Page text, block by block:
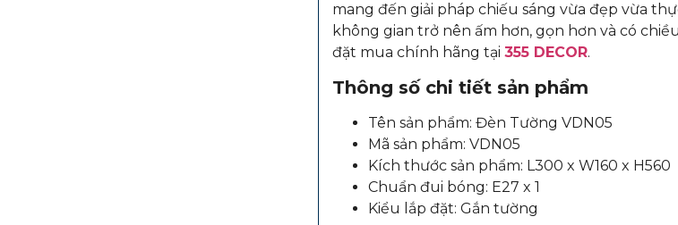
mang đến giải pháp chiếu sáng vừa đẹp vừa
không gian trở nên ấm hơn, gọn hơn và có
đặt mua chính hãng tại 355 DECOR.
Thông số chi tiết sản phẩm
Tên sản phẩm: Đèn Tường VDN05
Mã sản phẩm: VDN05
Kích thước sản phẩm: L300 x W160 x H560
Chuẩn đui bóng: E27 x 1
Kiểu lắp đặt: Gắn tường